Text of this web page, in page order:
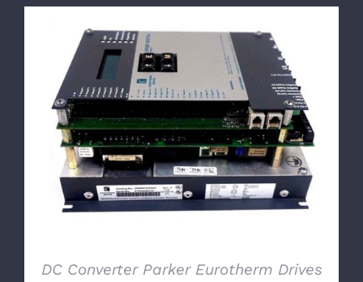
DETTAGLI
DC Converter Parker Eurotherm Drives